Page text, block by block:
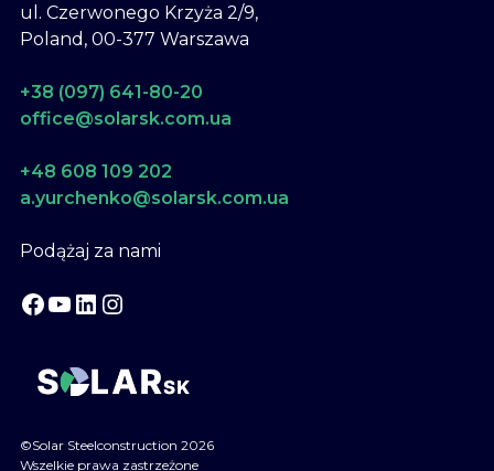
ul. Czerwonego Krzyża 2/9,
Poland, 00-377 Warszawa
+38 (097) 641-80-20
office@solarsk.com.ua
+48 608 109 202
a.yurchenko@solarsk.com.ua
Podążaj za nami
Facebook
YouTube
LinkedIn
Instagram
©Solar Steelconstruction 2026
Wszelkie prawa zastrzeżone